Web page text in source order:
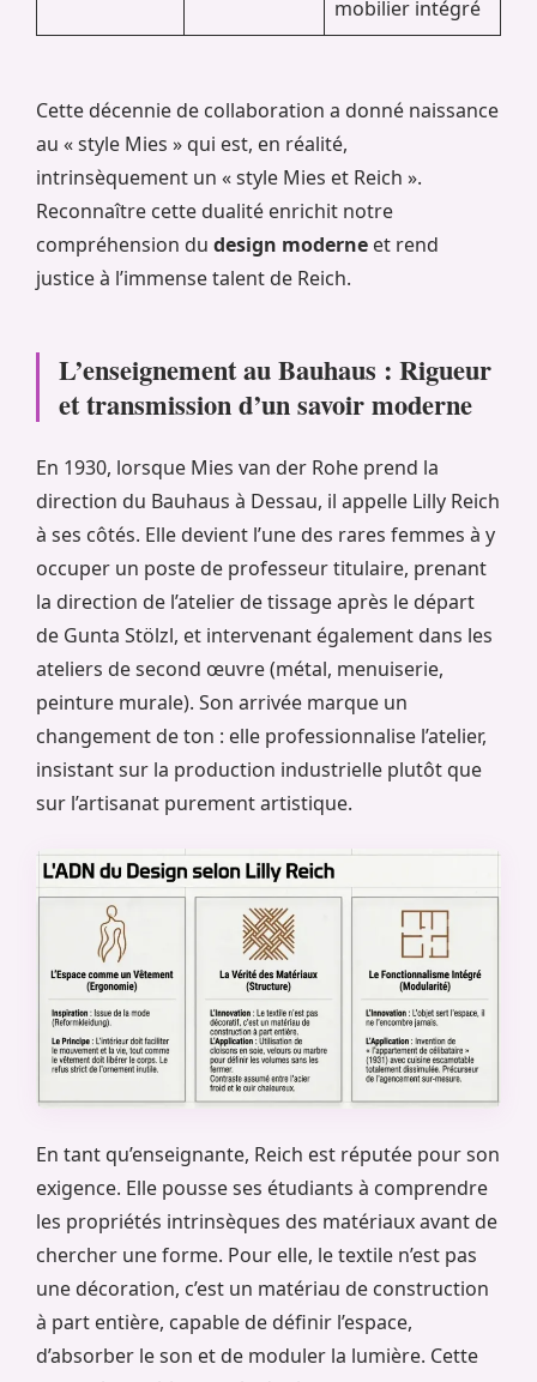
mobilier intégré
Cette décennie de collaboration a donné naissance
au « style Mies » qui est, en réalité,
intrinsèquement un « style Mies et Reich ».
Reconnaître cette dualité enrichit notre
compréhension du design moderne et rend
justice à l’immense talent de Reich.
L’enseignement au Bauhaus : Rigueur
et transmission d’un savoir moderne
En 1930, lorsque Mies van der Rohe prend la
direction du Bauhaus à Dessau, il appelle Lilly Reich
à ses côtés. Elle devient l’une des rares femmes à y
occuper un poste de professeur titulaire, prenant
la direction de l’atelier de tissage après le départ
de Gunta Stölzl, et intervenant également dans les
ateliers de second œuvre (métal, menuiserie,
peinture murale). Son arrivée marque un
changement de ton : elle professionnalise l’atelier,
insistant sur la production industrielle plutôt que
sur l’artisanat purement artistique.
En tant qu’enseignante, Reich est réputée pour son
exigence. Elle pousse ses étudiants à comprendre
les propriétés intrinsèques des matériaux avant de
chercher une forme. Pour elle, le textile n’est pas
une décoration, c’est un matériau de construction
à part entière, capable de définir l’espace,
d’absorber le son et de moduler la lumière. Cette